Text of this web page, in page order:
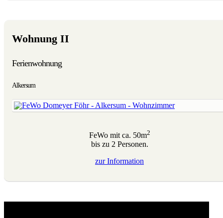
Wohnung II
Ferienwohnung
Alkersum
FeWo mit ca. 50m2
bis zu 2 Personen.
zurInformation